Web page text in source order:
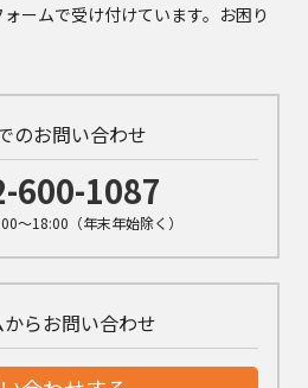
ームで受け付けています。お困り
のお問い合わせ
600-1087
～18:00（年末年始除く）
らお問い合わせ